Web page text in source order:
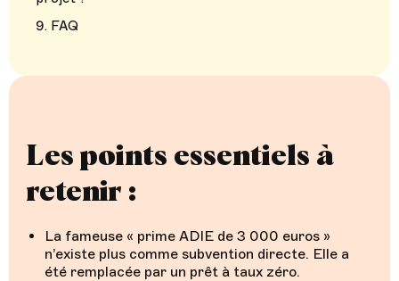
Les points essentiels à
retenir :
La fameuse « prime ADIE de 3 000 euros »
n’existe plus comme subvention directe. Elle a
été remplacée par un prêt à taux zéro.
FAQ